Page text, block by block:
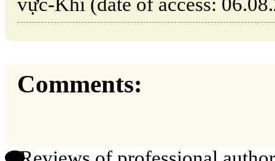
vực-Khí (date of access:
Comments: